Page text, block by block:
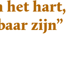
het hart,
zijn”